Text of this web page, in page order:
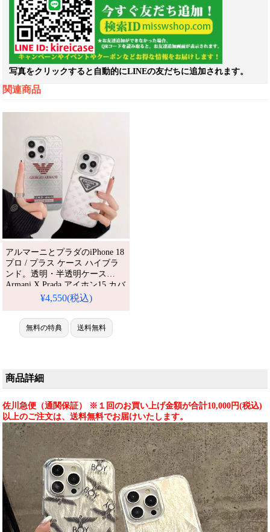
写真をクリックすると自動的にLINEの友だちに追加されます。
関連商品
アルマーニとプラダのiPhone 18
プロ / プラス ケース ハイブラ
ンド。透明・半透明ケース
Armani X Prada アイホン15 カバ
ー 高品質 ブランド iphone14ケ
14pro maxカバー 高級感 armani
iphone13 pro max/13pro 携帯ケー
ス 限定版。芸能人も愛用する人
¥4,550(税込)
無料の特典 送料無料
商品詳細
佐川急便（通関保証） ※１回のお買い上げ金額が合計10,000円(税込)
以上のご注文は、送料無料でお届けいたします。